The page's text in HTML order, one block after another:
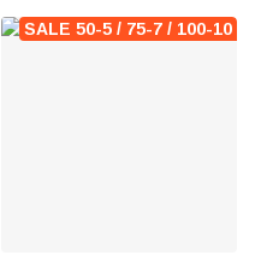
SALE 50-5 / 75-7 / 100-10